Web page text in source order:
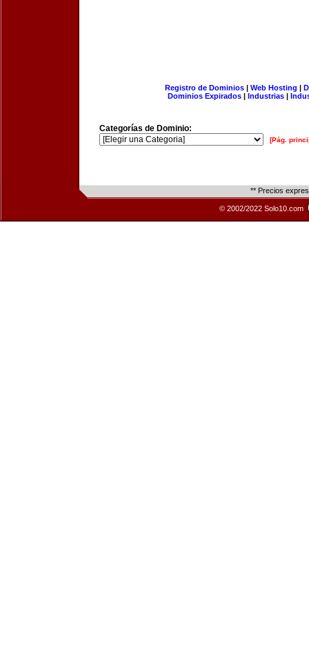
Registro de Dominios| Web Hosting |
Dominios Expirados | Industrias |
Categorías de Dominio:
[Pág.
** Precios
© 2002/2022 Solo10.com